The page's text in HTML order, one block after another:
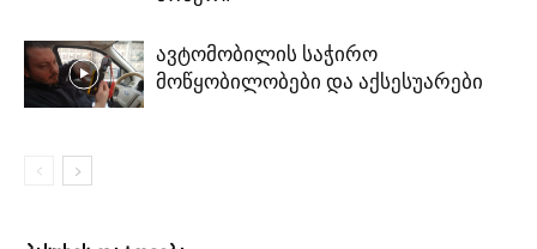
ავტომობილის საჭირო
მოწყობილობები და აქსესუარები